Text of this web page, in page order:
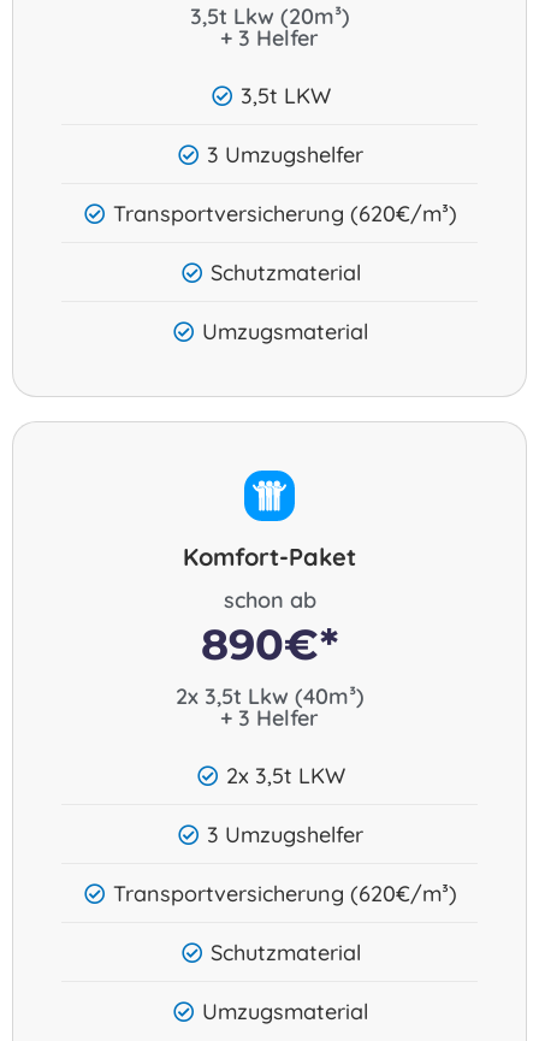
3,5t Lkw (20m³)
+ 3 Helfer
3,5t LKW
3 Umzugshelfer
Transportversicherung (620€/m³)
Schutzmaterial
Umzugsmaterial
Komfort-Paket
schon ab
890€*
2x 3,5t Lkw (40m³)
+ 3 Helfer​
2x 3,5t LKW
3 Umzugshelfer
Transportversicherung (620€/m³)
Schutzmaterial
Umzugsmaterial